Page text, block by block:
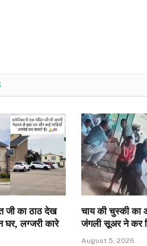
जी का ठाठ देख
घर, लग्जरी कारे
चाय की चुस्की
जंगली सूअर ने कर
August 5, 2026